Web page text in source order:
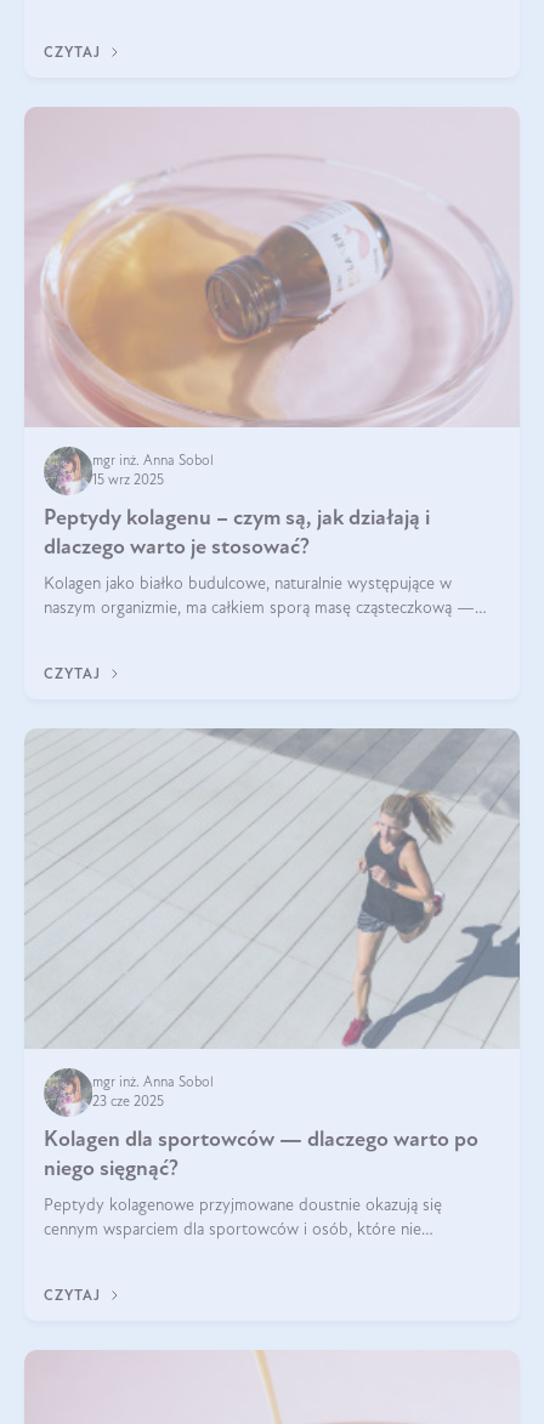
wysokiej jakości suplem
CZYTAJ
mgr inż. Anna Sobol
15 wrz 2025
Peptydy kolagenu – czym są, jak działają i
dlaczego warto je stosować?
Kolagen jako białko budulcowe, naturalnie występujące w
naszym organizmie, ma całkiem sporą masę cząsteczkową —
bardziej biodostępny
CZYTAJ
mgr inż. Anna Sobol
23 cze 2025
Kolagen dla sportowców — dlaczego warto po
niego sięgnąć?
Peptydy kolagenowe przyjmowane doustnie okazują się
cennym wsparciem dla sportowców i osób, które nie
CZYTAJ